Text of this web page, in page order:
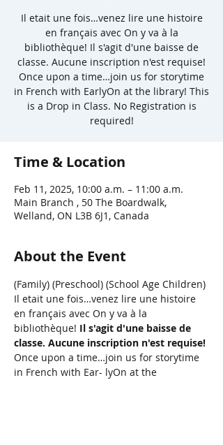
Il etait une fois…venez lire une histoire
en français avec On y va à la
bibliothèque! Il s'agit d'une baisse de
classe. Aucune inscription n'est requise!
Once upon a time…join us for storytime
in French with EarlyOn at the library! This
is a Drop in Class. No Registration is
required!
Time & Location
Feb 11, 2025, 10:00 a.m. – 11:00 a.m.
Main Branch , 50 The Boardwalk,
Welland, ON L3B 6J1, Canada
About the Event
(Family) (Preschool) (School Age Children)
Il etait une fois…venez lire une histoire
en français avec On y va à la
bibliothèque! Il s'agit d'une baisse de
classe. Aucune inscription n'est requise!
Once upon a time…join us for storytime
in French with Ear- lyOn at the